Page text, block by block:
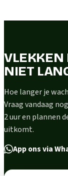
VLEKKEN
NIET
Hoe langer je
Vraag vandaag
2 uur en plannen
uitkomt.
App ons via